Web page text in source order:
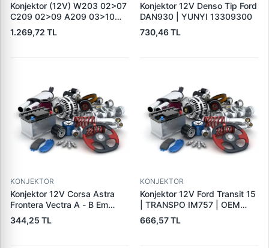
Konjektor (12V) W203 02>07
C209 02>09 A209 03>10
W211 04>08 R171 04>11 |
GENON GNR-V224 | OEM
1.269,72 TL
Konjektor 12V Denso Tip Ford
DAN930 | YUNYI 13309300
730,46 TL
KONJEKTOR
Konjektor 12V Corsa Astra
Frontera Vectra A - B Em
Astra G | PARS PRS-DE701 |
OEM 1204270 140475019
344,25 TL
KONJEKTOR
Konjektor 12V Ford Transit 15
| TRANSPO IM757 | OEM
A866X40371
666,57 TL